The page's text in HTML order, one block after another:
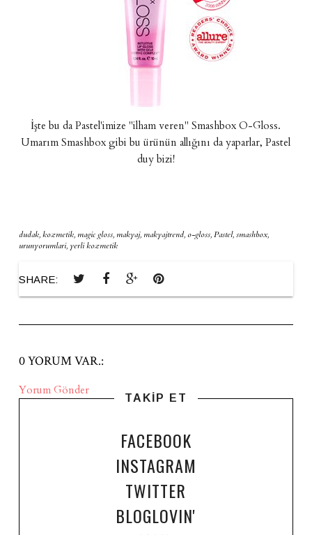
İşte bu da Pastel'imize "ilham veren" Smashbox O-Gloss.
Umarım Smashbox gibi bu ürünün allığını da yaparlar, Pastel
duy bizi!
dudak,kozmetik, magic gloss, makyaj, makyajtrend, o-gloss,Pastel,smashbox,
urunyorumlari,yerli kozmetik
SHARE:
0 YORUM VAR.:
Yorum Gönder
TAKİP ET
FACEBOOK
INSTAGRAM
TWITTER
BLOGLOVIN'